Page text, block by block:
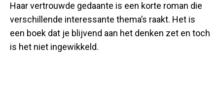
Haar vertrouwde gedaante is een korte roman die
verschillende interessante thema’s raakt. Het is
een boek dat je blijvend aan het denken zet en toch
is het niet ingewikkeld.